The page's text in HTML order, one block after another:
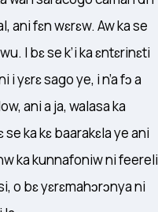
ani fɛn wɛrɛw. Aw ka se
I bɛ se k’i ka ɛntɛrinɛti
yɛrɛ sago ye, i n’a fɔ a
ani a ja, walasa ka
ka kɛ baarakɛla ye ani
ka kunnafoniw ni feereli
o bɛ yɛrɛmahɔrɔnya ni